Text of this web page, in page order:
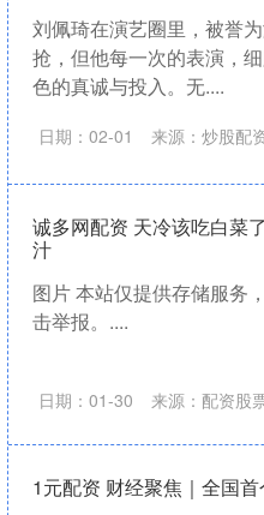
刘佩琦在演艺圈里，被誉
抢，但他每一次的表演，
色的真诚与投入。无....
日期：02-01 来源：炒股配
诚多网配资 天冷该吃白菜
汁
图片 本站仅提供存储服务
击举报。....
日期：01-30 来源：配资股
1元配资 财经聚焦｜全国首